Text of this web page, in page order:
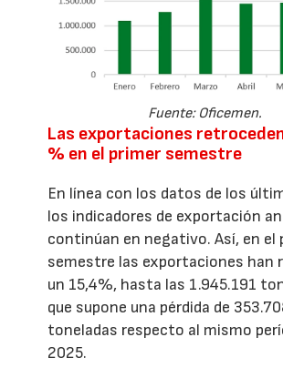
Fuente: Oficemen.
Las exportaciones
% en el primer semestre
En línea con los datos de los
los indicadores de exportación
continúan en negativo. Así, en el
semestre las exportaciones han
un 15,4%, hasta las 1.945.191
que supone una pérdida de
toneladas respecto al mismo
2025.